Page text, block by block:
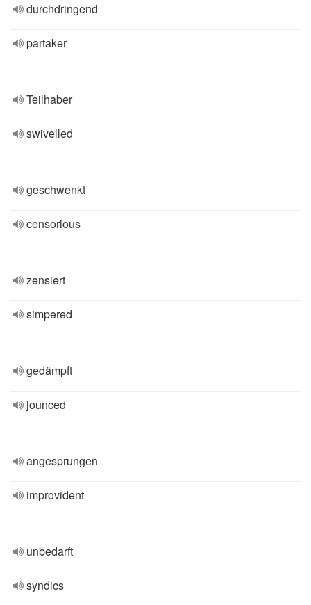
durchdringend
partaker
Teilhaber
swivelled
geschwenkt
censorious
zensiert
simpered
gedämpft
jounced
angesprungen
improvident
unbedarft
syndics